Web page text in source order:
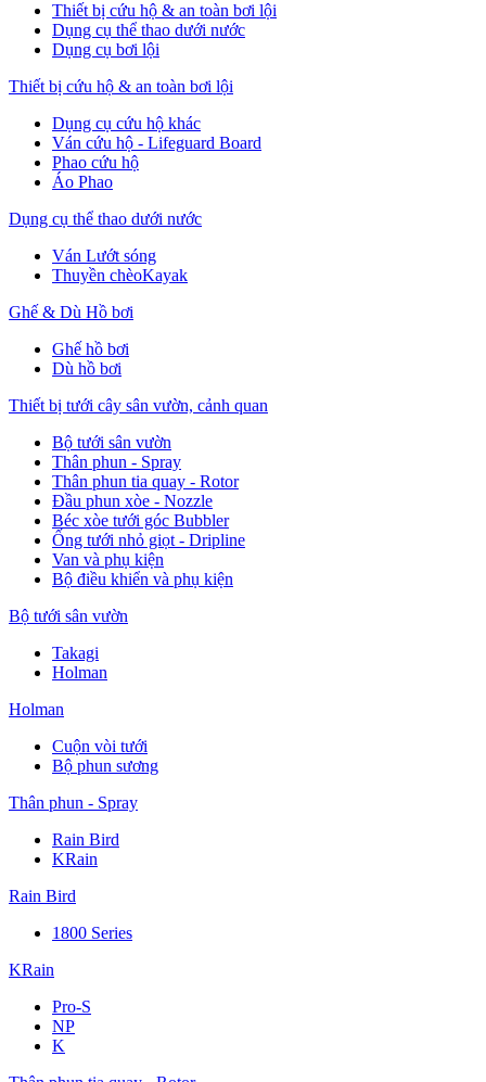
Thiết bị cứu hộ & an toàn bơi lội
Dụng cụ thể thao dưới nước
Dụng cụ bơi lội
Thiết bị cứu hộ & an toàn bơi lội
Dụng cụ cứu hộ khác
Ván cứu hộ - Lifeguard Board
Phao cứu hộ
Áo Phao
Dụng cụ thể thao dưới nước
Ván Lướt sóng
Thuyền chèoKayak
Ghế & Dù Hồ bơi
Ghế hồ bơi
Dù hồ bơi
Thiết bị tưới cây sân vườn, cảnh quan
Bộ tưới sân vườn
Thân phun - Spray
Thân phun tia quay - Rotor
Đầu phun xòe - Nozzle
Béc xòe tưới góc Bubbler
Ống tưới nhỏ giọt - Dripline
Van và phụ kiện
Bộ điều khiển và phụ kiện
Bộ tưới sân vườn
Takagi
Holman
Holman
Cuộn vòi tưới
Bộ phun sương
Thân phun - Spray
Rain Bird
KRain
Rain Bird
1800 Series
KRain
Pro-S
NP
K